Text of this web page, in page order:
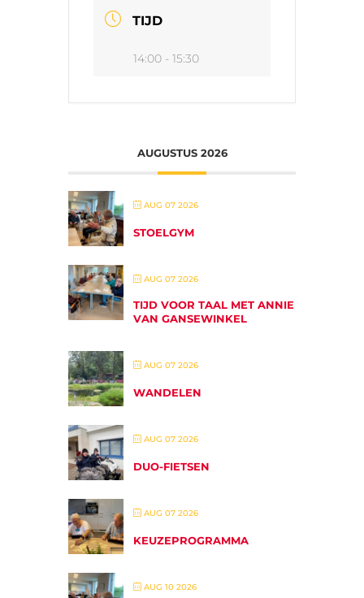
TIJD
14:00 - 15:30
AUGUSTUS 2026
AUG 07 2026
STOELGYM
AUG 07 2026
TIJD VOOR TAAL MET ANNIE
VAN GANSEWINKEL
AUG 07 2026
WANDELEN
AUG 07 2026
DUO-FIETSEN
AUG 07 2026
KEUZEPROGRAMMA
AUG 10 2026